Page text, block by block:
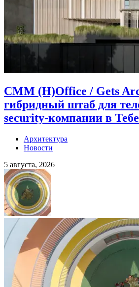
CMM (H)Office / Gets
гибридный штаб для
security-компании в
Архитектура
Новости
5 августа, 2026